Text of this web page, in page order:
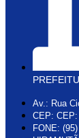
Av.: Rua
CEP:
FONE: